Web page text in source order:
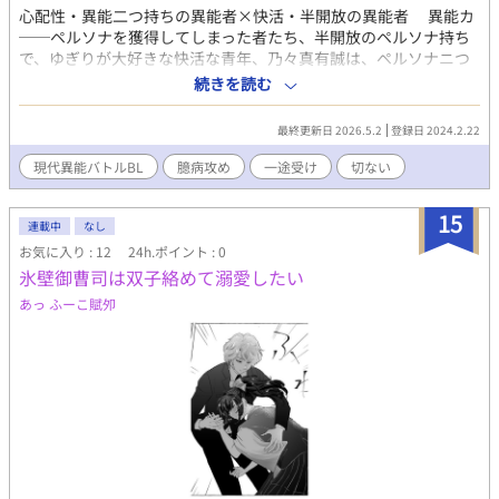
心配性・異能二つ持ちの異能者×快活・半開放の異能者 異能カ
──ペルソナを獲得してしまった者たち、半開放のペルソナ持ち
で、ゆぎりが大好きな快活な青年、乃々真有誠は、ペルソナニつ
持ちの迫間ゆぎりとともに、最凶のペルソナである白魔に立ち向
かう。 臆病と一途。二人の選択の物語。 短編マンガ 本編23ペー
ジ プロフや連載作業時のwipも掲載 不定期に番外編を更新予定。
続きを読む
最終更新日 2026.5.2 登録日 2024.2.22
現代異能バトルBL 臆病攻め 一途受け 切ない
15
連載中 なし
お気に入り : 12 24h.ポイント : 0
氷壁御曹司は双子絡めて溺愛したい
あっ ふーこ賦夘